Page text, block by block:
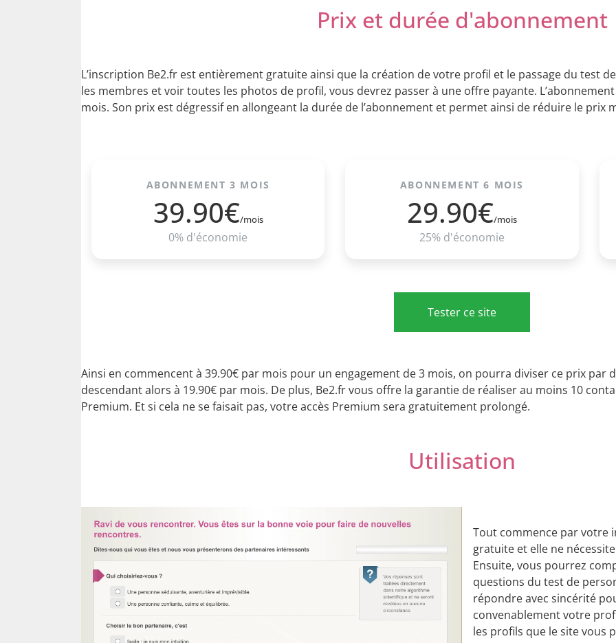
Prix et durée d'abonnement
L’inscription Be2.fr est entièrement gratuite ainsi que la création de votre profil et le passage du test
les membres et voir toutes les photos de profil, vous devrez passer à une offre payante.
mois. Son prix est dégressif en allongeant la durée de l’abonnement et permet ainsi de réduire le prix
ABONNEMENT 3 MOIS
39.90€/mois
0% d'économie
ABONNEMENT 6 MOIS
29.90€/mois
25% d'économie
Tester ce site
Ainsi en commencent à 39.90€ par mois pour un engagement de 3 mois, on pourra diviser ce prix par
descendant alors à 19.90€ par mois. De plus, Be2.fr vous offre la garantie de réaliser au moins 10
Premium. Et si cela ne se faisait pas, votre accès Premium sera gratuitement prolongé.
Utilisation
Tout commence par votre
gratuite et elle ne
Ensuite, vous pourrez
questions du test de
répondre avec sincérité
convenablement votre
les profils que le site vous